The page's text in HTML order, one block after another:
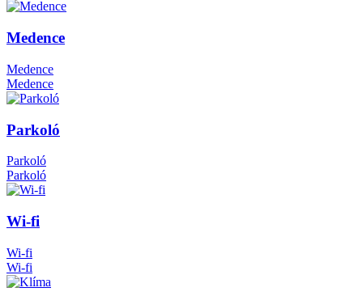
Medence
Medence
Medence
Parkoló
Parkoló
Parkoló
Wi-fi
Wi-fi
Wi-fi